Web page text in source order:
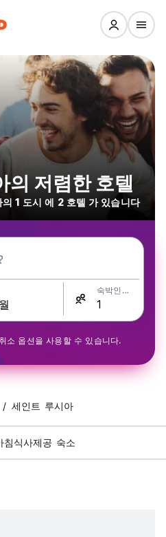
의 저렴한 호텔
1 도시 에 2 호텔 가 있습니다
숙박인원
소 옵션을 사용할 수 있습니다.
세인트 루시아
침식사제공 숙소